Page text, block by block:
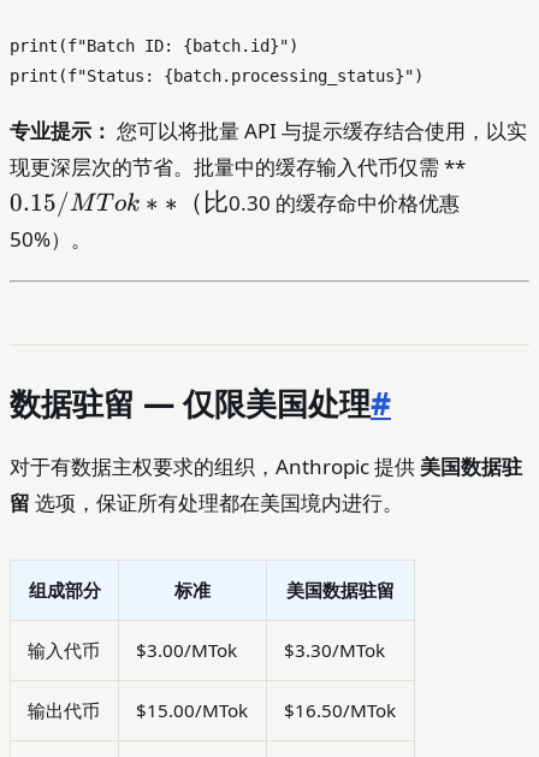
print (f"Batch ID: {batch. id}"
print (f"Status: {batch.processing_status}"
专业提示： 您可以将批量 API 与提示缓存结合使用，以实
现更深层次的节省。批量中的缓存输入代币仅需 **
0.15/MT ok ∗ ∗ （比0.30 的缓存命中价格优惠
50%）。
数据驻留 — 仅限美国处理#
对于有数据主权要求的组织，Anthropic 提供 美国数据驻
留 选项，保证所有处理都在美国境内进行。
组成部分 标准 美国数据驻留
输入代币 $3.00/MTok $3.30/MTok
输出代币 $15.00/MTok $16.50/MTok